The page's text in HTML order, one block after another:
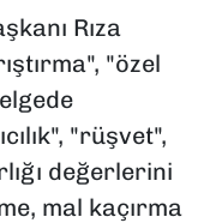
Rıza
"özel
"rüşvet",
değerlerini
mal kaçırma